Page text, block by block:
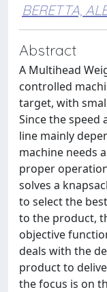
BERETTA,
Abstract
A Multihead
controlled
target, with
Since the speed
line mainly
machine needs
proper
solves a
to select the
to the product,
objective
deals with the
product to
the focus is on